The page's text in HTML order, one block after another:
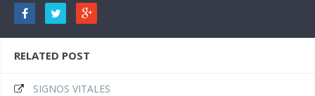
RELATED POST
SIGNOS VITALES